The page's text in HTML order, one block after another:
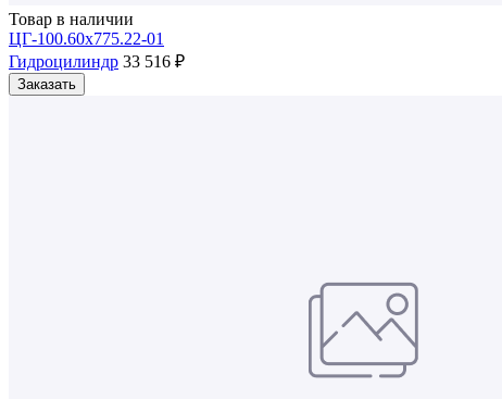
Товар в наличии
ЦГ-100.60х775.22-01
Гидроцилиндр 33 516 ₽
Заказать